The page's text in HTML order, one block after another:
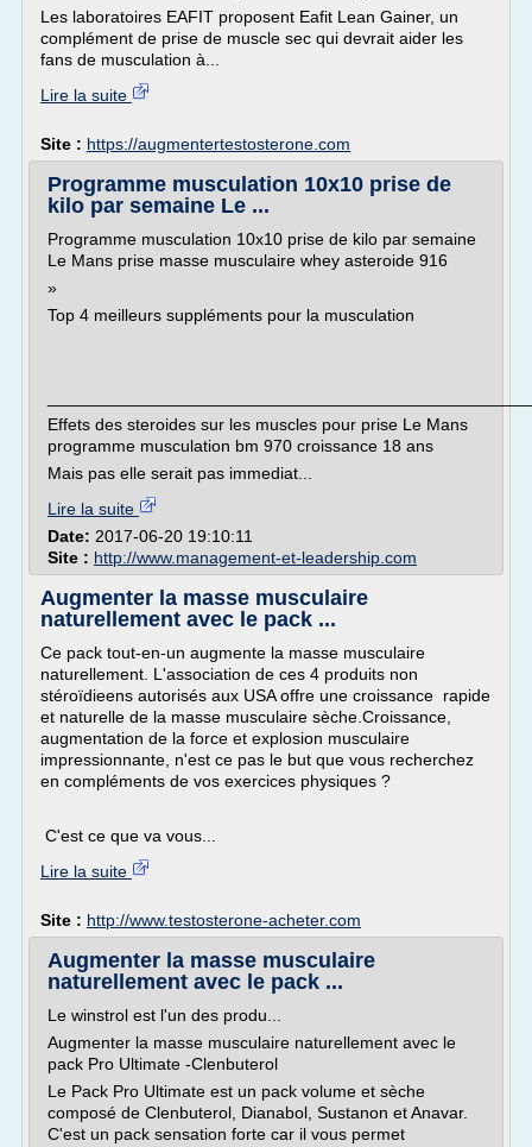
Les laboratoires EAFIT proposent Eafit Lean Gainer, un
complément de prise de muscle sec qui devrait aider les
fans de musculation à...
Lire la suite
Site : https://augmentertestosterone.com
Programme musculation 10x10 prise de
kilo par semaine Le ...
Programme musculation 10x10 prise de kilo par semaine
Le Mans prise masse musculaire whey asteroide 916
»
Top 4 meilleurs suppléments pour la musculation
Effets des steroides sur les muscles pour prise Le Mans
programme musculation bm 970 croissance 18 ans
Mais pas elle serait pas immediat...
Lire la suite
Date: 2017-06-20 19:10:11
Site : http://www.management-et-leadership.com
Augmenter la masse musculaire
naturellement avec le pack ...
Ce pack tout-en-un augmente la masse musculaire
naturellement. L'association de ces 4 produits non
stéroïdieens autorisés aux USA offre une croissance rapide
et naturelle de la masse musculaire sèche.Croissance,
augmentation de la force et explosion musculaire
impressionnante, n'est ce pas le but que vous recherchez
en compléments de vos exercices physiques ?
C'est ce que va vous...
Lire la suite
Site : http://www.testosterone-acheter.com
Augmenter la masse musculaire
naturellement avec le pack ...
Le winstrol est l'un des produ...
Augmenter la masse musculaire naturellement avec le
pack Pro Ultimate -Clenbuterol
Le Pack Pro Ultimate est un pack volume et sèche
composé de Clenbuterol, Dianabol, Sustanon et Anavar.
C'est un pack sensation forte car il vous permet